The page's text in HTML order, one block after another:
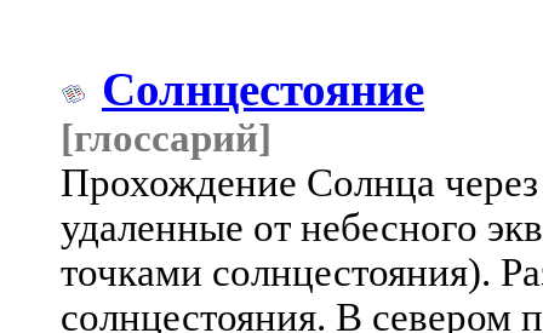
Солнцестояние
[глоссарий]
Прохождение Солнца
удаленные от небесного
точками солнцестояния).
солнцестояния. В севером